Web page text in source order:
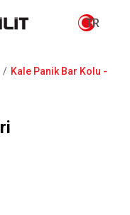
TR
Kale Panik Bar Kolu -